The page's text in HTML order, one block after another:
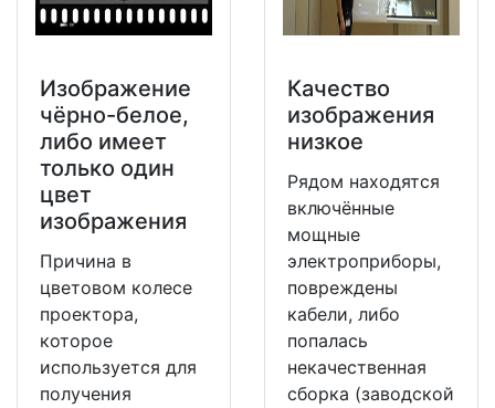
Изображение
чёрно-белое,
либо имеет
только один
цвет
изображения
Причина в
цветовом колесе
проектора,
которое
используется для
получения
Качество
изображения
низкое
Рядом находятся
включённые
мощные
электроприборы,
повреждены
кабели, либо
попалась
некачественная
сборка (заводской